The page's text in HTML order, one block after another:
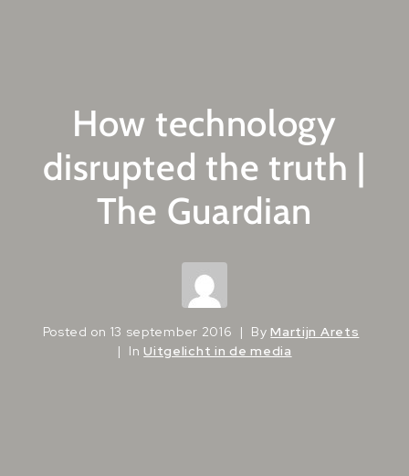
How technology
disrupted the truth |
The Guardian
Posted on 13 september 2016 ByMartijn Arets
InUitgelicht in de media